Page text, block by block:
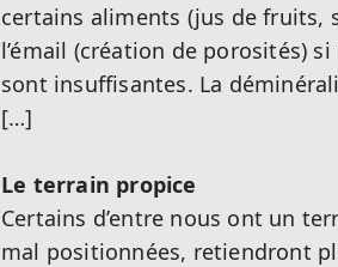
certains aliments (jus de fruits,
l’émail (création de porosités)
sont insuffisantes. La
[…]
Le terrain propice
Certains d’entre nous ont un
mal positionnées, retiendront